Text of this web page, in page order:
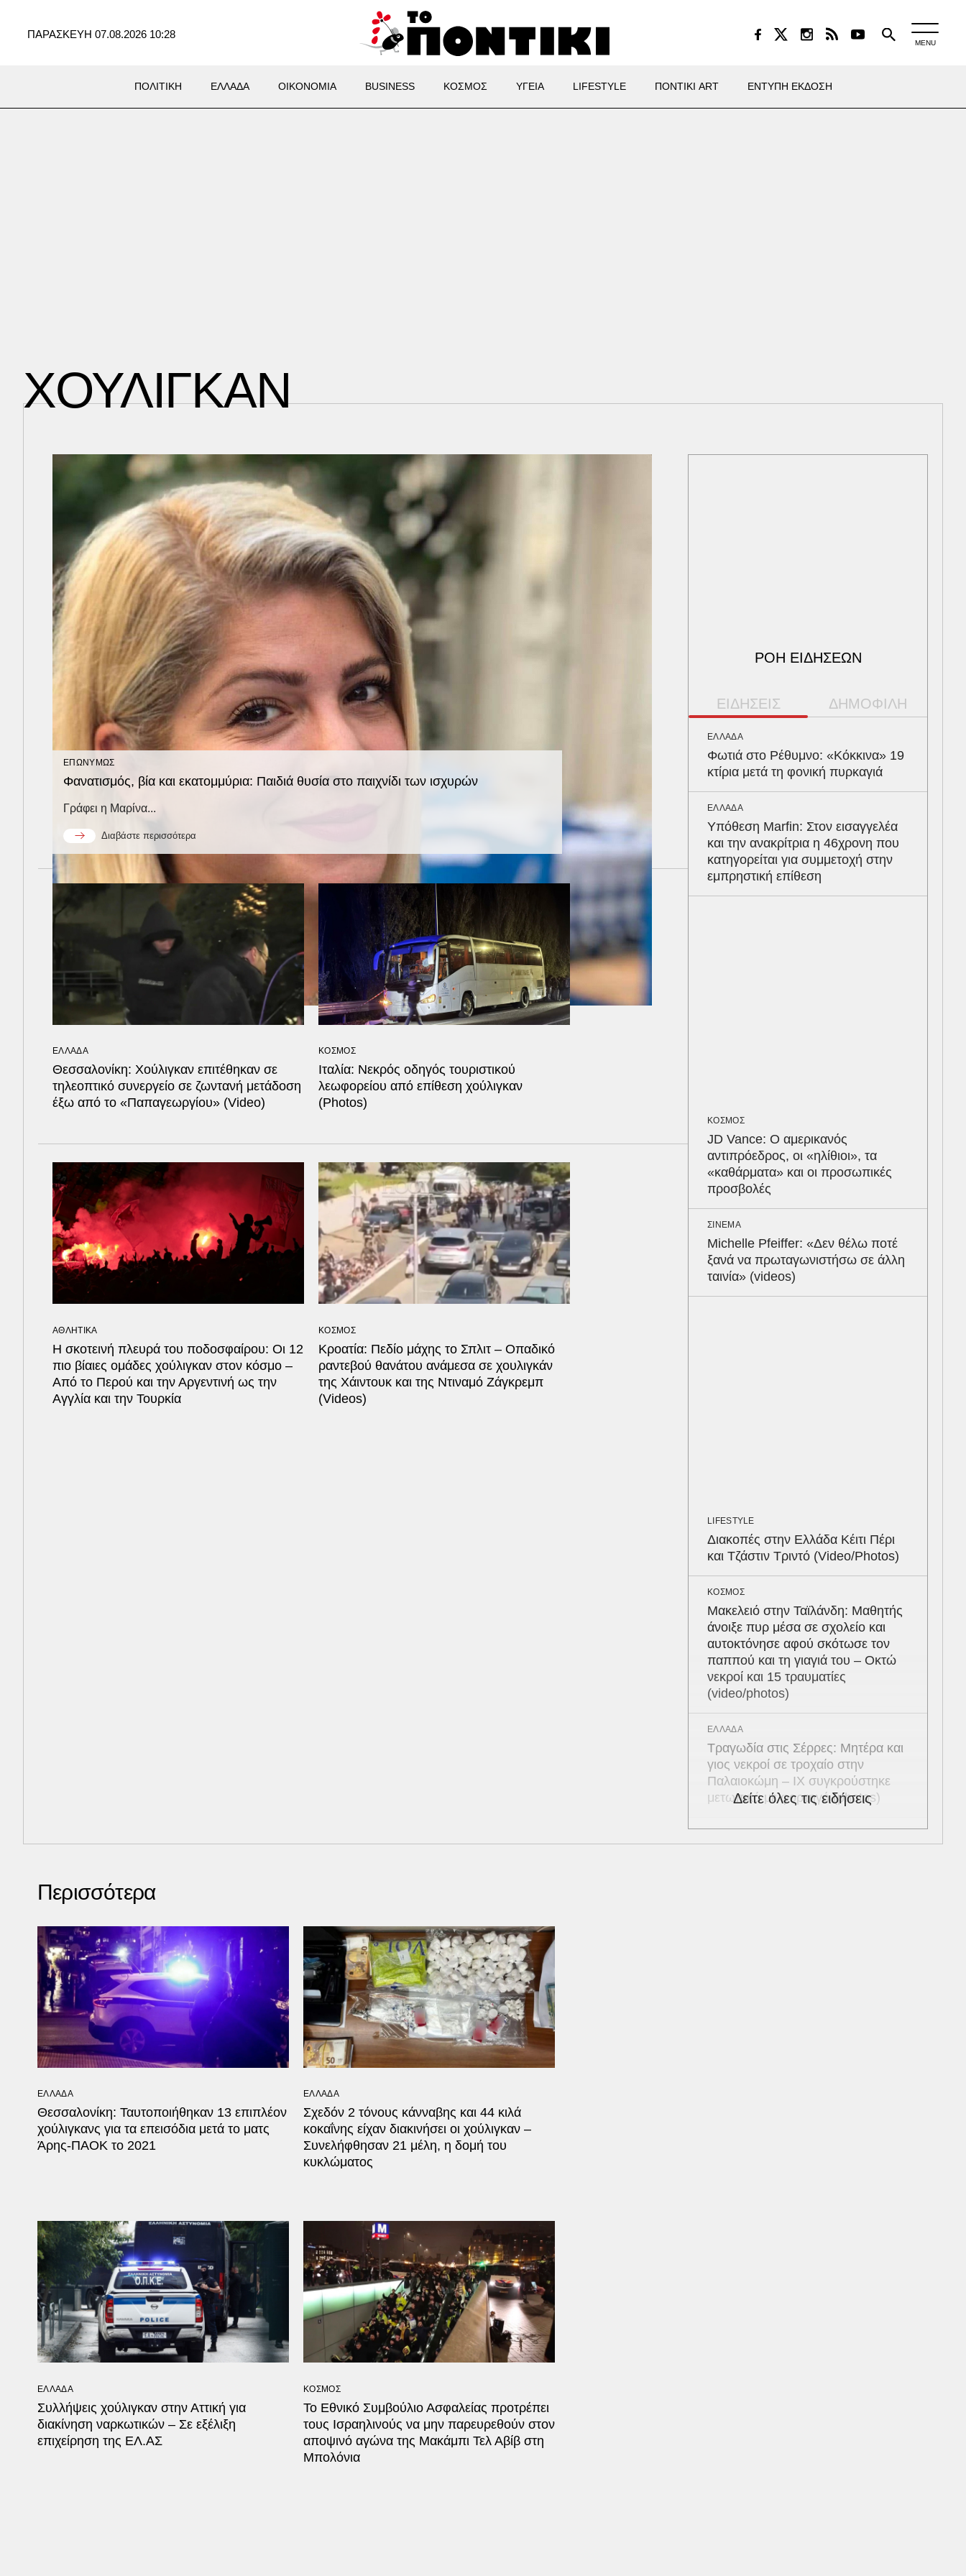
ΠΑΡΑΣΚΕΥΗ 07.08.2026 10:28
MENU
ΠΟΛΙΤΙΚΗ ΕΛΛΑΔΑ ΟΙΚΟΝΟΜΙΑ BUSINESS ΚΟΣΜΟΣ ΥΓΕΙΑ LIFESTYLE ΠΟΝΤΙΚΙ ART ΕΝΤΥΠΗ ΕΚΔΟΣΗ
ΧΟΥΛΙΓΚΑΝ
ΕΠΩΝΥΜΩΣ
Φανατισμός, βία και εκατομμύρια: Παιδιά θυσία στο παιχνίδι των ισχυρών
Γράφει η Μαρίνα...
Διαβάστε περισσότερα
ΕΛΛΑΔΑ
Θεσσαλονίκη: Χούλιγκαν επιτέθηκαν σε
τηλεοπτικό συνεργείο σε ζωντανή μετάδοση
έξω από το «Παπαγεωργίου» (Video)
ΚΟΣΜΟΣ
Ιταλία: Νεκρός οδηγός τουριστικού
λεωφορείου από επίθεση χούλιγκαν
(Photos)
ΑΘΛΗΤΙΚΑ
Η σκοτεινή πλευρά του ποδοσφαίρου: Οι 12
πιο βίαιες ομάδες χούλιγκαν στον κόσμο –
Από το Περού και την Αργεντινή ως την
Αγγλία και την Τουρκία
ΚΟΣΜΟΣ
Κροατία: Πεδίο μάχης το Σπλιτ – Οπαδικό
ραντεβού θανάτου ανάμεσα σε χουλιγκάν
της Χάιντουκ και της Ντιναμό Ζάγκρεμπ
(Videos)
ΡΟΗ ΕΙΔΗΣΕΩΝ
ΕΙΔΗΣΕΙΣ ΔΗΜΟΦΙΛΗ
ΕΛΛΑΔΑ
Φωτιά στο Ρέθυμνο: «Κόκκινα» 19
κτίρια μετά τη φονική πυρκαγιά
ΕΛΛΑΔΑ
Υπόθεση Marfin: Στον εισαγγελέα
και την ανακρίτρια η 46χρονη που
κατηγορείται για συμμετοχή στην
εμπρηστική επίθεση
ΚΟΣΜΟΣ
JD Vance: Ο αμερικανός
αντιπρόεδρος, οι «ηλίθιοι», τα
«καθάρματα» και οι προσωπικές
προσβολές
ΣΙΝΕΜΑ
Michelle Pfeiffer: «Δεν θέλω ποτέ
ξανά να πρωταγωνιστήσω σε άλλη
ταινία» (videos)
LIFESTYLE
Διακοπές στην Ελλάδα Κέιτι Πέρι
και Τζάστιν Τριντό (Video/Photos)
ΚΟΣΜΟΣ
Μακελειό στην Ταϊλάνδη: Μαθητής
άνοιξε πυρ μέσα σε σχολείο και
αυτοκτόνησε αφού σκότωσε τον
παππού και τη γιαγιά του – Οκτώ
νεκροί και 15 τραυματίες
(video/photos)
ΕΛΛΑΔΑ
Τραγωδία στις Σέρρες: Μητέρα και
γιος νεκροί σε τροχαίο στην
Παλαιοκώμη – ΙΧ συγκρούστηκε
μετωπικά με φορτηγό (photos)
Δείτε όλες τις ειδήσεις
Περισσότερα
ΕΛΛΑΔΑ
Θεσσαλονίκη: Ταυτοποιήθηκαν 13 επιπλέον
χούλιγκανς για τα επεισόδια μετά το ματς
Άρης-ΠΑΟΚ το 2021
ΕΛΛΑΔΑ
Σχεδόν 2 τόνους κάνναβης και 44 κιλά
κοκαΐνης είχαν διακινήσει οι χούλιγκαν –
Συνελήφθησαν 21 μέλη, η δομή του
κυκλώματος
ΕΛΛΑΔΑ
Συλλήψεις χούλιγκαν στην Αττική για
διακίνηση ναρκωτικών – Σε εξέλιξη
επιχείρηση της ΕΛ.ΑΣ
ΚΟΣΜΟΣ
Το Εθνικό Συμβούλιο Ασφαλείας προτρέπει
τους Ισραηλινούς να μην παρευρεθούν στον
αποψινό αγώνα της Μακάμπι Τελ Αβίβ στη
Μπολόνια